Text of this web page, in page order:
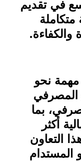
في تقديم
والكفاءة.
نحو
المصرفي
بما
أكثر
التعاون
المستدام